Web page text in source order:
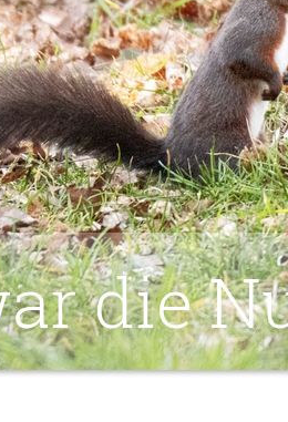
die